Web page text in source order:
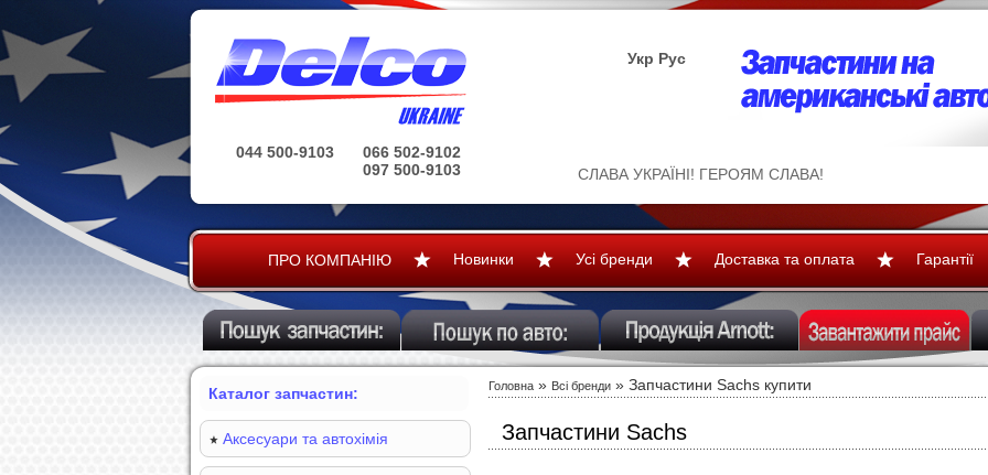
Укр Рус
044 500-9103
066 502-9102
097 500-9103
СЛАВА УКРАЇНІ! ГЕРОЯМ СЛАВА!
ПРО КОМПАНІЮ Новинки Усі бренди Доставка та оплата Гарантії
Головна » Всі бренди » Запчастини Sachs купити
Запчастини Sachs
Каталог запчастин:
Аксесуари та автохімія